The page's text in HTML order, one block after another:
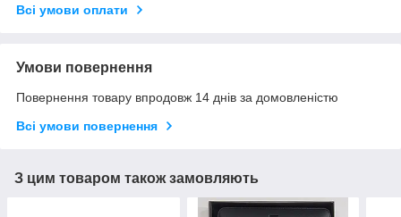
Всі умови оплати
Умови повернення
Повернення товару впродовж 14 днів за домовленістю
Всі умови повернення
З цим товаром також замовляють